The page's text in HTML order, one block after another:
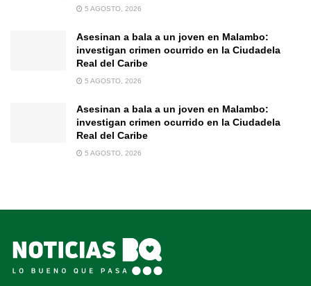
5 AGOSTO, 2026
Asesinan a bala a un joven en Malambo:
investigan crimen ocurrido en la Ciudadela
Real del Caribe
5 AGOSTO, 2026
Asesinan a bala a un joven en Malambo:
investigan crimen ocurrido en la Ciudadela
Real del Caribe
5 AGOSTO, 2026